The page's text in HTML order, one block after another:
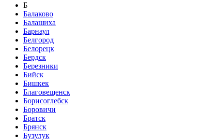
Б
Балаково
Балашиха
Барнаул
Белгород
Белорецк
Бердск
Березники
Бийск
Бишкек
Благовещенск
Борисоглебск
Боровичи
Братск
Брянск
Бузулук